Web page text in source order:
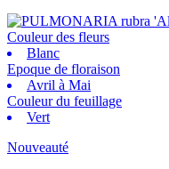
Couleur des fleurs
Blanc
Epoque de floraison
Avril à Mai
Couleur du feuillage
Vert
Nouveauté